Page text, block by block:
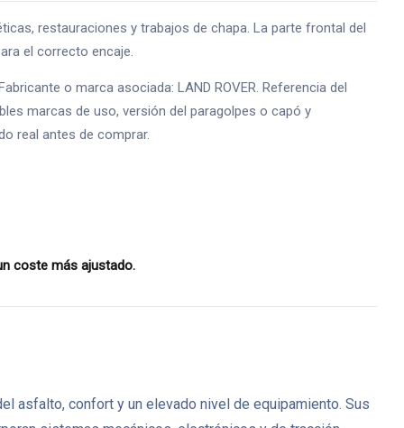
restauraciones y trabajos de chapa. La parte frontal del
el correcto encaje.
o marca asociada: LAND ROVER. Referencia del
marcas de uso, versión del paragolpes o capó y
real antes de comprar.
coste más ajustado.
asfalto, confort y un elevado nivel de equipamiento. Sus